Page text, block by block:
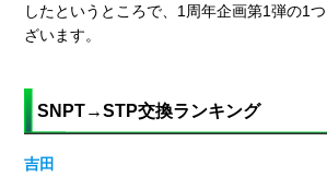
したというところで、1周年企画第1弾の1
ざいます。
SNPT→STP交換ランキング
吉田